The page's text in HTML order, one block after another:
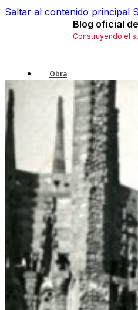
Saltar al contenido principal
Blog oficial
Construyendo el
Obra
Gaudí
Local
Historia
Simbología